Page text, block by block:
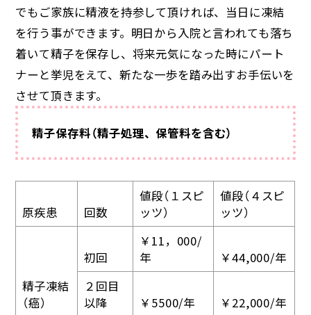
でもご家族に精液を持参して頂ければ、当日に凍結
を行う事ができます。明日から入院と言われても落ち
着いて精子を保存し、将来元気になった時にパート
ナーと挙児をえて、新たな一歩を踏み出すお手伝いを
させて頂きます。
精子保存料（精子処理、保管料を含む）
原疾患 回数
値段（１スピ
ッツ）
値段（４スピ
ッツ）
精子凍結
（癌）
初回
￥11，000/
年
￥44,000/年
２回目
以降
￥5500/年 ￥22,000/年